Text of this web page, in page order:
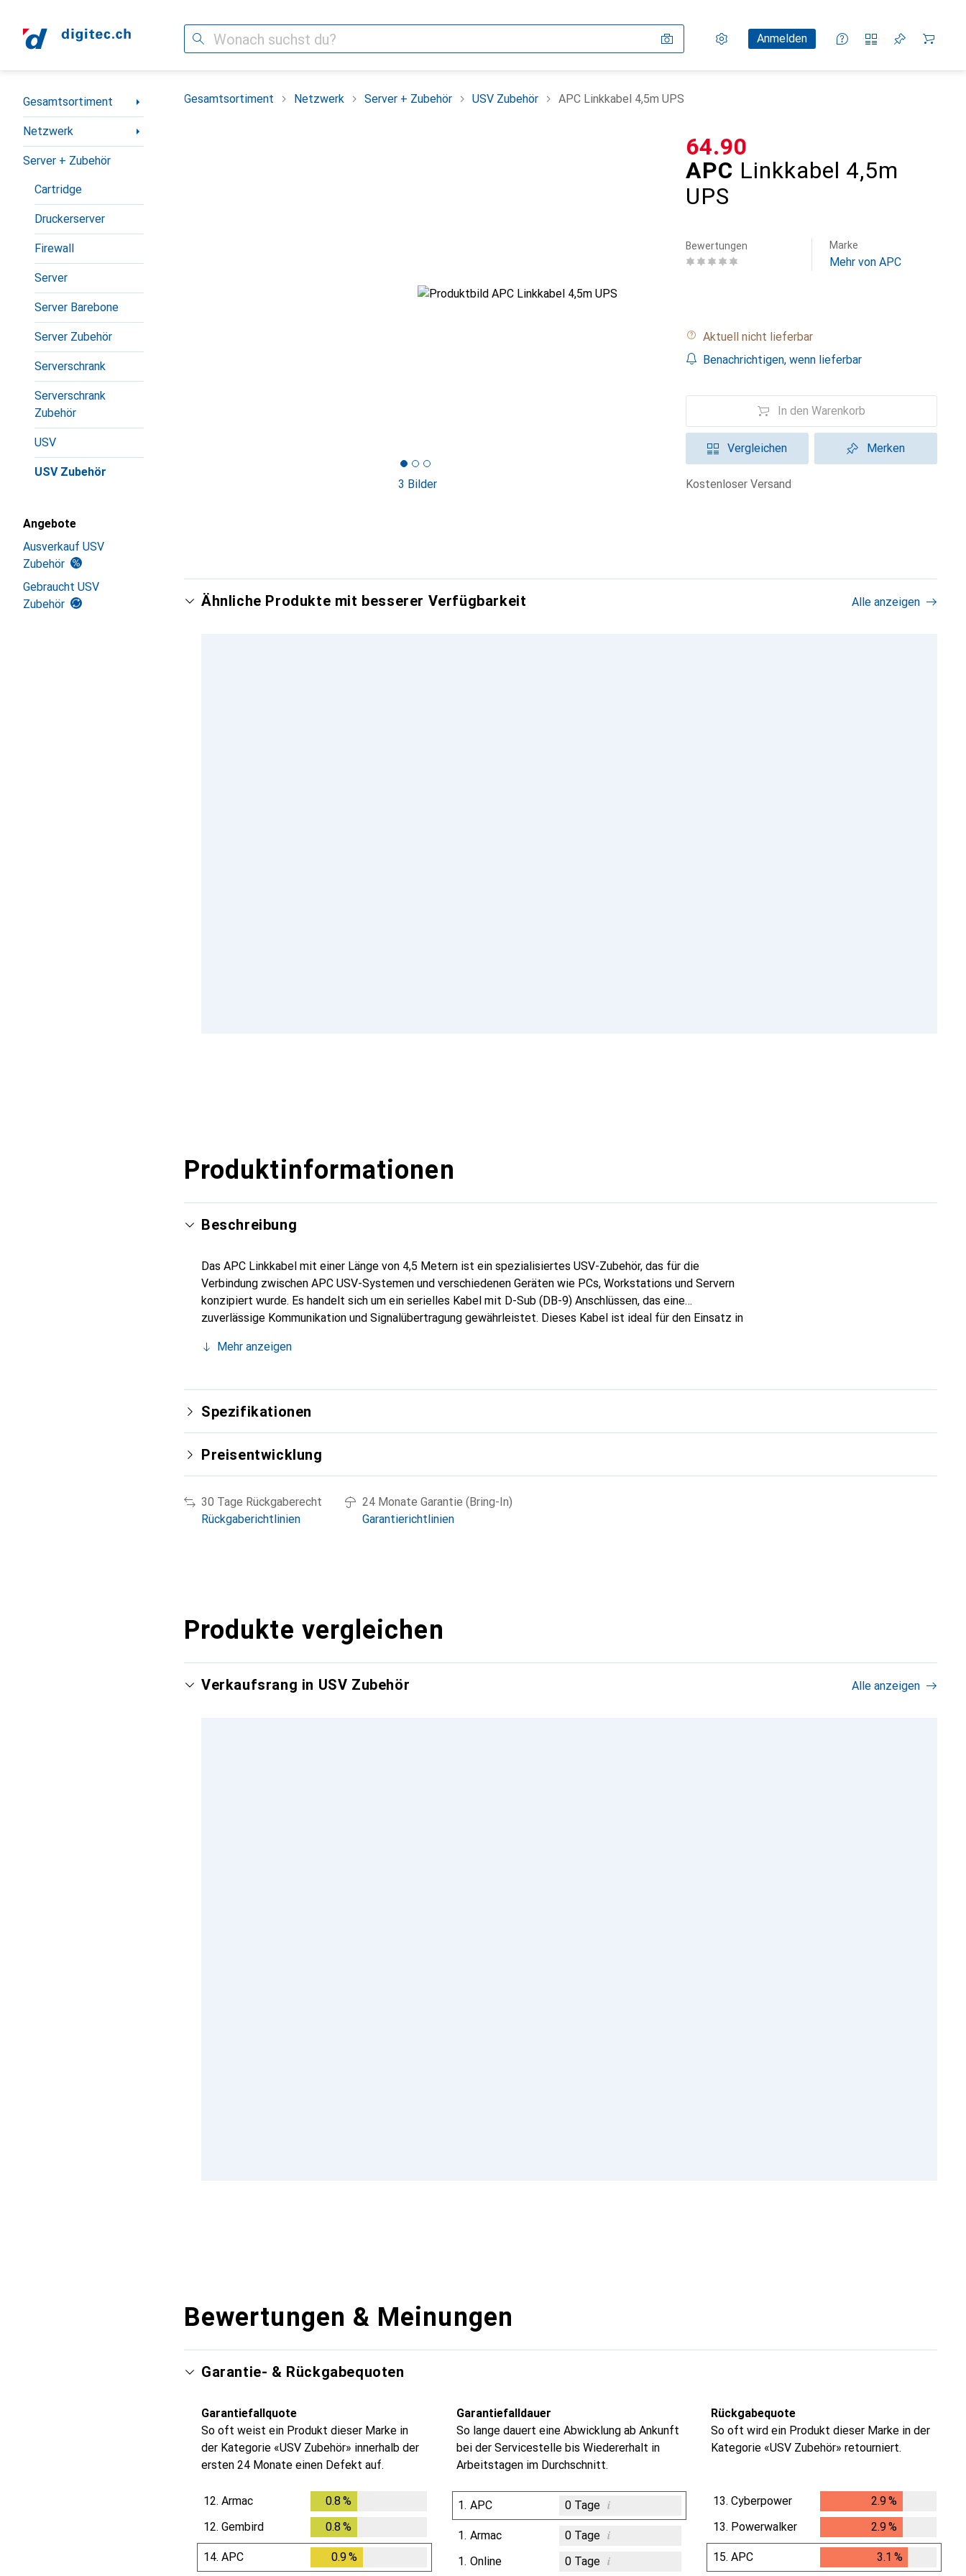
Suche Einstellungen
KundenkontoAnmelden
Vergleichslisten
Merklisten
Warenkorb
Navigation nach Kategorien
Gesamtsortiment
Netzwerk
Server + Zubehör
Cartridge
Druckerserver
Firewall
Server
Server Barebone
Server Zubehör
Serverschrank
Serverschrank
Zubehör
USV
USV Zubehör
Angebote
Ausverkauf USV
Zubehör
Gebraucht USV
Zubehör
Gesamtsortiment Netzwerk Server + Zubehör USV Zubehör APC Linkkabel 4,5m UPS
3 Bilder
APC Linkkabel 4,5m
UPS
CHF
64.90
Bewertungen Marke
Mehr von APC
Aktuell nicht lieferbar
Benachrichtigen, wenn lieferbar
In den Warenkorb
Vergleichen Merken
kostenloser Versand
Ähnliche Produkte mit besserer Verfügbarkeit Alle anzeigen
Produktinformationen
Beschreibung
Das APC Linkkabel mit einer Länge von 4,5 Metern ist ein spezialisiertes USV-Zubehör, das für die
Verbindung zwischen APC USV-Systemen und verschiedenen Geräten wie PCs, Workstations und Servern
konzipiert wurde. Es handelt sich um ein serielles Kabel mit D-Sub (DB-9) Anschlüssen, das eine
zuverlässige Kommunikation und Signalübertragung gewährleistet. Dieses Kabel ist ideal für den Einsatz in
erforderlich ist. Die Konstruktion des Kabels sorgt für eine einfache Handhabung und Installation, während
Zubehör für alle, die auf die Leistung und Zuverlässigkeit ihrer USV-Systeme angewiesen sind.
Mehr anzeigen
Spezifikationen
Preisentwicklung
30 Tage Rückgaberecht
Rückgaberichtlinien
24 Monate Garantie (Bring-In)
Garantierichtlinien
Produkte vergleichen
Verkaufsrang in USV Zubehör Alle anzeigen
Bewertungen & Meinungen
Garantie- & Rückgabequoten
Garantiefallquote
So oft weist ein Produkt dieser Marke in
der Kategorie «USV Zubehör» innerhalb der
ersten 24 Monate einen Defekt auf.
12. Armac 0.8 %
12. Gembird 0.8 %
14. APC 0.9%
Garantiefalldauer
So lange dauert eine Abwicklung ab Ankunft
bei der Servicestelle bis Wiedererhalt in
Arbeitstagen im Durchschnitt.
1. APC 0Tage i
1. Armac 0Tage i
1. Online 0Tage i
Rückgabequote
So oft wird ein Produkt dieser Marke in der
Kategorie «USV Zubehör» retourniert.
13. Cyberpower 2.9%
2.9%
13. Powerwalker 2.9%
2.9%
15. APC 3.1 %